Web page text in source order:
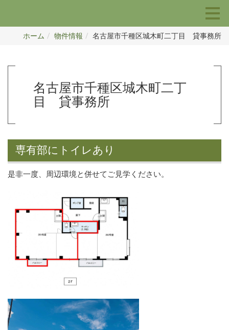
ホーム 物件情報 名古屋市千種区城木町二丁目 貸事務所
名古屋市千種区城木町二丁
目 貸事務所
専有部にトイレあり
是非一度、周辺環境と併せてご見学ください。